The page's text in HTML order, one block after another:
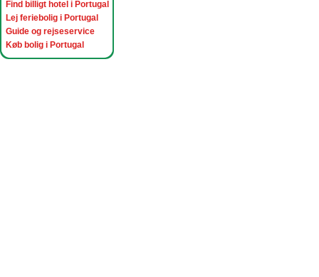
Find billigt hotel i Portugal
Lej feriebolig i Portugal
Guide og rejseservice
Køb bolig i Portugal